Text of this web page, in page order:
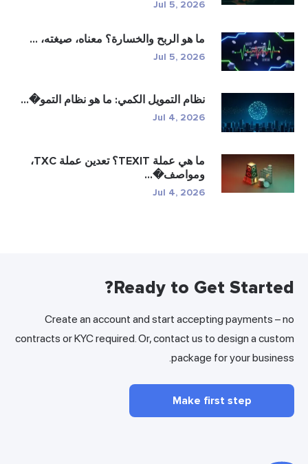
Jul 5, 2026
ما هو الربح والخسارة؟ معناه، صيغته، ...
Jul 5, 2026
نظام التمويل الكمي: ما هو نظام التمو�...
Jul 4, 2026
ما هي عملة TEXIT؟ تعدين عملة TXC،
ومواصف�...
Jul 4, 2026
Ready to Get Started?
Create an account and start accepting payments – no
contracts or KYC required. Or, contact us to design a custom
package for your business.
Make first step